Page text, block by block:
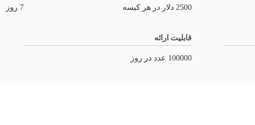
2500 دلار در هر کیسه 7 روز
قابلیت ارائه
100000 عدد در روز